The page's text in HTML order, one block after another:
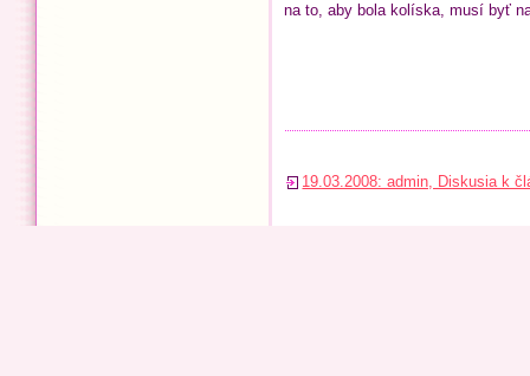
na to, aby bola kolíska, musí byť
19.03.2008: admin, Diskusia k